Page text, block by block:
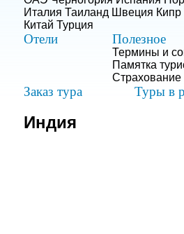
Италия Таиланд Швеция Кипр
Китай Турция
Отели Полезное
Термины и
Памятка
Страхование
Заказ тура Туры в
Индия